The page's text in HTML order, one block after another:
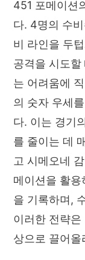
451 포메이션
다. 4명의 수
비 라인을 두
공격을 시도
는 어려움에
의 숫자 우세
다. 이는 경기
를 줄이는 데
고 시메오네
메이션을 활
을 기록하며,
이러한 전략은
상으로 끌어